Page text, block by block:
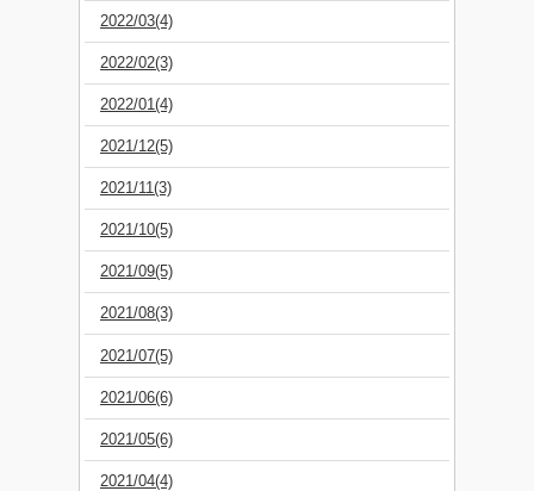
2022/03(4)
2022/02(3)
2022/01(4)
2021/12(5)
2021/11(3)
2021/10(5)
2021/09(5)
2021/08(3)
2021/07(5)
2021/06(6)
2021/05(6)
2021/04(4)